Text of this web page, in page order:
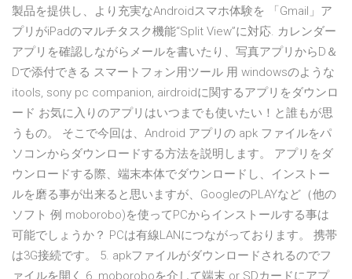
製品を提供し、より充実なAndroidスマホ体験を 「Gmail」ア
プリがiPadのマルチタスク機能“Split View”に対応. カレンダー
アプリを確認しながらメールを書いたり、写真アプリからD＆
Dで添付できる スマートフォン用ツール 用 windowsのような
itools, sony pc companion, airdroidに関するアプリをダウンロ
ード お気に入りのアプリはいつまでも使いたい！と誰もが思
うもの。 そこで今回は、Android アプリの apk ファイルをパ
ソコンからダウンロードする方法を説明します。 アプリをダ
ウンロードする際、端末本体でダウンロードし、インストー
ルを磨る事が出来ると思いますが、GoogleのPLAYなど（他の
ソフト 例 moborobo)を使ってPCからインストールする事は
可能でしょうか？ PCは有線LANにつながっております。 携帯
は3G接続です。 5. apkファイルがダウンロードされるのでフ